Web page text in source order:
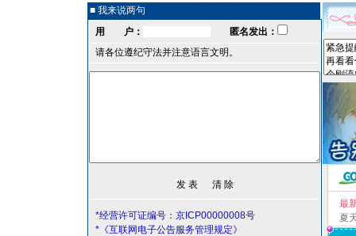
■ 我来说两句
用 户：
匿名发出：
请各位遵纪守法并注意语言文明。
*经营许可证编号：京ICP00000008号
*《互联网电子公告服务管理规定》
最
夏